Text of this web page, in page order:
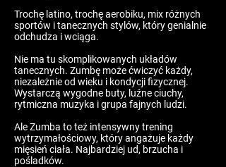
Trochę latino, trochę aerobiku, mix różnych
sportów i tanecznych stylów, który genialnie
odchudza i wciąga.
Nie ma tu skomplikowanych układów
tanecznych. Zumbę może ćwiczyć każdy,
niezależnie od wieku i kondycji fizycznej.
Wystarczą wygodne buty, luźne ciuchy,
rytmiczna muzyka i grupa fajnych ludzi.
Ale Zumba to też intensywny trening
wytrzymałościowy, który angażuje każdy
mięsień ciała. Najbardziej ud, brzucha i
pośladków.